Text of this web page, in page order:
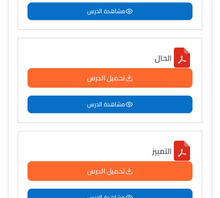
مشاهدة الدرس
الحال
تحميل الدرس
مشاهدة الدرس
التمييز
تحميل الدرس